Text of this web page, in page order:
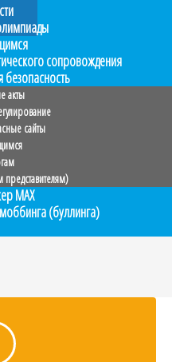
сопровождения
акты
сайты
MAX
(буллинга)